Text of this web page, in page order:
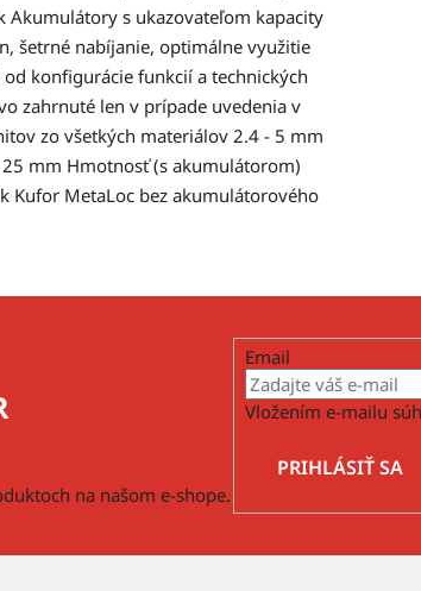
Akumulátory s ukazovateľom kapacity
šetrné nabíjanie, optimálne využitie
konfigurácie funkcií a technických
zahrnuté len v prípade uvedenia v
zo všetkých materiálov 2.4 - 5 mm
mm Hmotnosť (s akumulátorom)
Kufor MetaLoc bez akumulátorového
na našom e-shope.
Email
Vložením e-mailu
PRIHLÁSIŤ SA